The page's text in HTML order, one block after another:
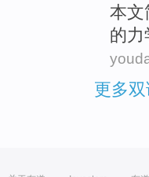
本文
的力
更多